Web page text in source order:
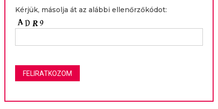
Kérjük, másolja át az alábbi ellenőrzőkódot: